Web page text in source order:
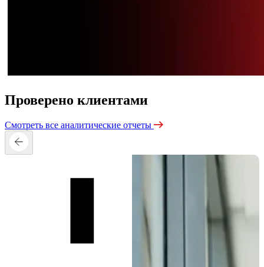
Проверено клиентами
Смотреть все аналитические отчеты